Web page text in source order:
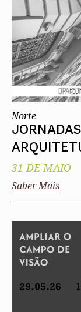
Norte
31 DE MAIO
Saber Mais